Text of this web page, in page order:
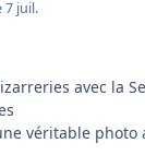
7 juil.
avec la
véritable photo